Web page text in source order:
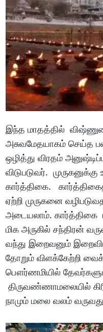
இந்த மாதத்தில்
அசுவமேதயாகம் செய்த
ஒழித்து விரதம்
விடுபடுவர்.
கார்த்திகை.
ஏற்றி முருகனை
அடையலாம். கார்த்திகை
மிக அருகில் சந்திரன்
வந்து இறைவனும்
தோறும் விளக்கேற்றி
பௌர்ணமியில்
திருவண்ணாமலையில்
நாமும் மலை வலம் வருவது